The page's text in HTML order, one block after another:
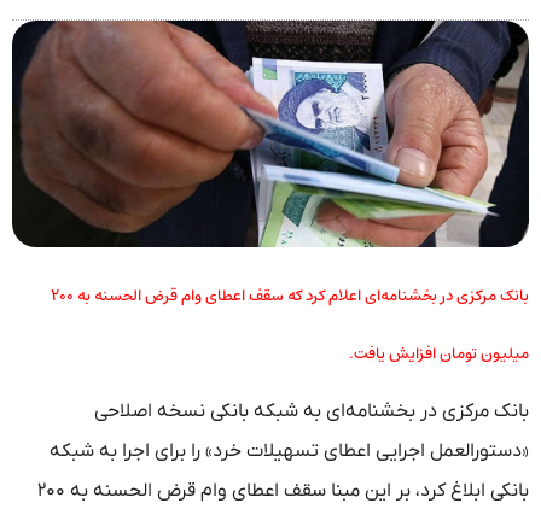
بانک مرکزی در بخشنامه‌ای اعلام کرد که سقف اعطای وام قرض الحسنه به ۲۰۰
میلیون تومان افزایش یافت.
بانک مرکزی در بخشنامه‌ای به شبکه بانکی نسخه اصلاحی
«دستورالعمل اجرایی اعطای تسهیلات خرد» را برای اجرا به شبکه
بانکی ابلاغ کرد، بر این مبنا سقف اعطای وام قرض الحسنه به ۲۰۰